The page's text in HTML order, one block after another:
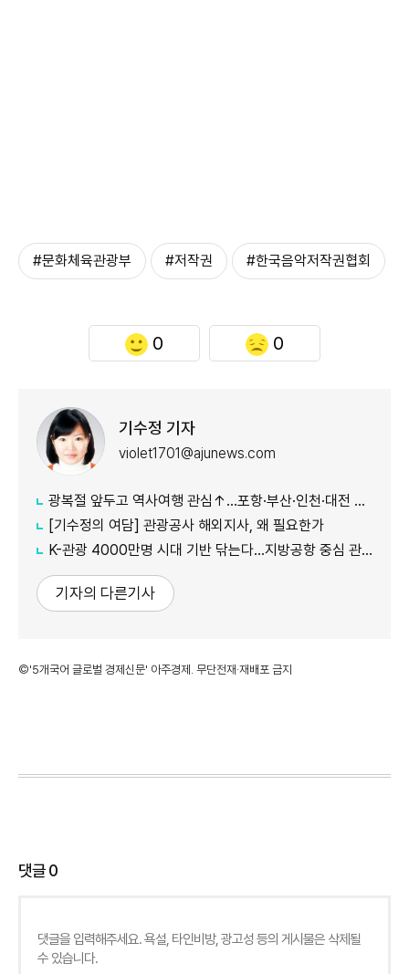
#문화체육관광부 #저작권 #한국음악저작권협회
0 0
기수정 기자
violet1701@ajunews.com
광복절 앞두고 역사여행 관심↑…포항·부산·인천·대전 주목
[기수정의 여담] 관광공사 해외지사, 왜 필요한가
K-관광 4000만명 시대 기반 닦는다…지방공항 중심 관광벨트 조성
기자의 다른기사
©'5개국어 글로벌 경제신문' 아주경제. 무단전재·재배포 금지
댓글0